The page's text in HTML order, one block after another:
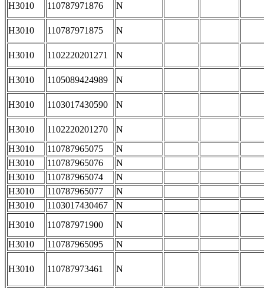
H3010 110787971876 N
H3010 110787971875 N
H3010 1102220201271 N
H3010 1105089424989 N
H3010 1103017430590 N
H3010 1102220201270
N
H3010
110787965075
N
H3010
110787965076
N
H3010
110787965074
N
H3010
110787965077
N
H3010
1103017430467
N
H3010
110787971900
N
H3010
110787965095 N
H3010 110787973461 N